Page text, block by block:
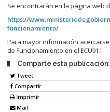
Se encontrarán en la página web
https://
funcionamiento/
Para mayor información
de Funcionamiento en el ECU911
Comparte esta publicación:
Tweet
Compartir
Imprimir
Mail